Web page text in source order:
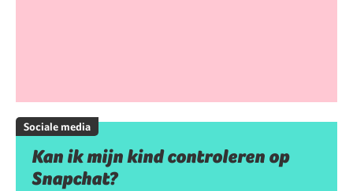
Sociale media
Kan ik mijn kind controleren op
Snapchat?